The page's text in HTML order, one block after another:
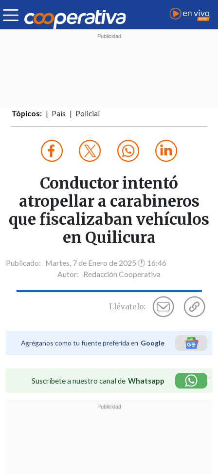
Tópicos: País Policial
Conductor intentó
atropellar a carabineros
que fiscalizaban vehículos
en Quilicura
Publicado: Martes, 7 de Enero de 2025 🕐 16:46
Autor: Redacción Cooperativa
Llévatelo:
Agréganos como tu fuente preferida en Google
Suscríbete a nuestro canal de Whatsapp